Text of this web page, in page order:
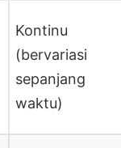
Kontinu
(bervariasi
sepanjang
waktu)